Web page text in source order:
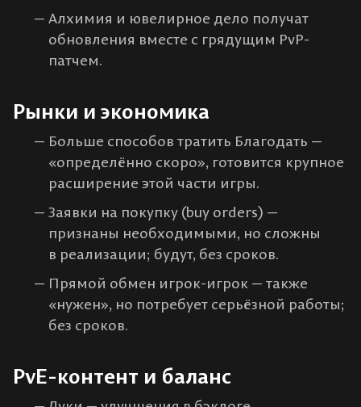
Алхимия и ювелирное дело получат
обновления вместе с грядущим PvP-
патчем.
Рынки и экономика
Больше способов тратить Благодать —
«определённо скоро», готовится крупное
расширение этой части игры.
Заявки на покупку (buy orders) —
признаны необходимыми, но сложны
в реализации; будут, без сроков.
Прямой обмен игрок-игрок — также
«нужен», но потребует серьёзной работы;
без сроков.
PvE-контент и баланс